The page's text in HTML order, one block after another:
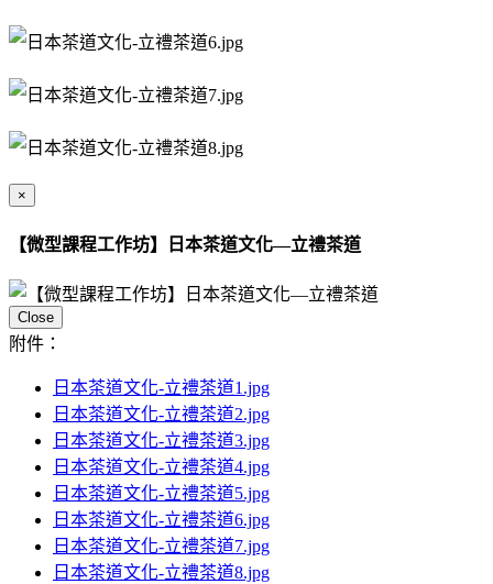
×
【微型課程工作坊】日本茶道文化—立禮茶道
Close
附件：
日本茶道文化-立禮茶道1.jpg
日本茶道文化-立禮茶道2.jpg
日本茶道文化-立禮茶道3.jpg
日本茶道文化-立禮茶道4.jpg
日本茶道文化-立禮茶道5.jpg
日本茶道文化-立禮茶道6.jpg
日本茶道文化-立禮茶道7.jpg
日本茶道文化-立禮茶道8.jpg